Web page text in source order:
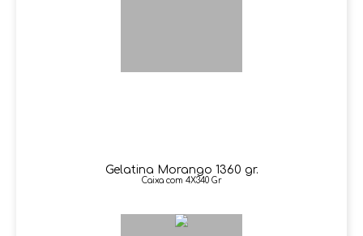
Gelatina Morango 1360 gr.
Caixa com 4X340 Gr